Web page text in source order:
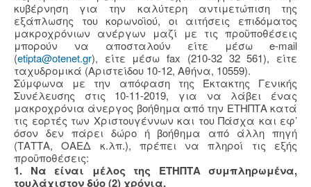
κυβέρνηση για την καλύτερη αντιμετώπιση της
εξάπλωσης του κορωνοϊού, οι αιτήσεις επιδόματος
μακροχρόνιων ανέργων μαζί με τις προϋποθέσεις
μπορούν να αποσταλούν είτε μέσω e-mail
(etipta@otenet.gr), είτε μέσω fax (210-32 32 561), είτε
ταχυδρομικά (Αριστείδου 10-12, Αθήνα, 10559).
Σύμφωνα με την απόφαση της Έκτακτης Γενικής
Συνέλευσης στις 10-11-2019, για να λάβει ένας
μακροχρόνια άνεργος βοήθημα από την ΕΤΗΠΤΑ κατά
τις εορτές των Χριστουγέννων και του Πάσχα και εφ’
όσον δεν πάρει δώρο ή βοήθημα από άλλη πηγή
(ΤΑΤΤΑ, ΟΑΕΔ κ.λπ.), πρέπει να πληροί τις εξής
προϋποθέσεις:
1. Να είναι μέλος της ΕΤΗΠΤΑ συμπληρωμένα,
τουλάχιστον δύο (2) χρόνια.